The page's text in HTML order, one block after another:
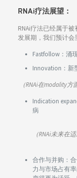
RNAi疗法展望：
RNAi疗法已经属于
发展期，我们预计会
Fastfollow：涌
Innovation：新
（RNAi在modality
Indication
病
（RNAi未来在
合作与并购：
力与市场占有